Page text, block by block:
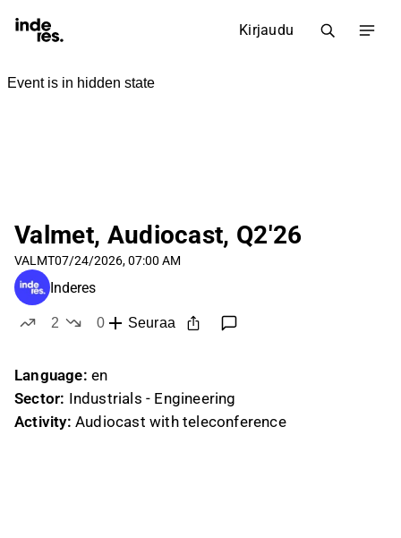
Kirjaudu
Valmet, Audiocast, Q2'26
VALMT07/24/2026, 07:00 AM
Inderes
2
0
Seuraa
Language: en
Sector: Industrials - Engineering
Activity: Audiocast with teleconference